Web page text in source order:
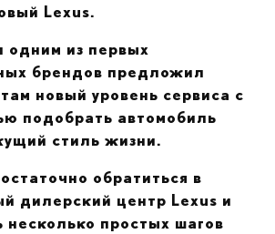
Lexus.
одним из первых
брендов предложил
новый уровень сервиса с
подобрать автомобиль
стиль жизни.
обратиться в
дилерский центр Lexus и
несколько простых шагов